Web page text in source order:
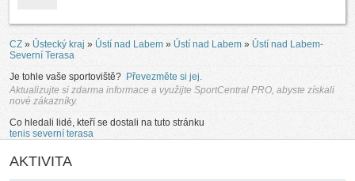
CZ » Ústecký kraj » Ústí nad Labem » Ústí nad Labem » Ústí nad Labem-
Severní Terasa
Je tohle vaše sportoviště? Převezměte si jej.
Aktualizujte si zdarma informace a využijte SportCentral PRO, abyste získali
nové zákazníky.
Co hledali lidé, kteří se dostali na tuto stránku
tenis severní terasa
AKTIVITA